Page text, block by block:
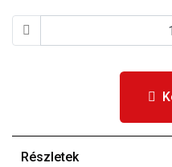
Részletek